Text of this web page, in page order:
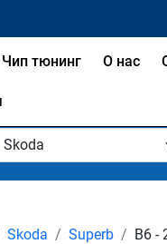
Чип тюнинг О нас
Skoda Superb B6 -